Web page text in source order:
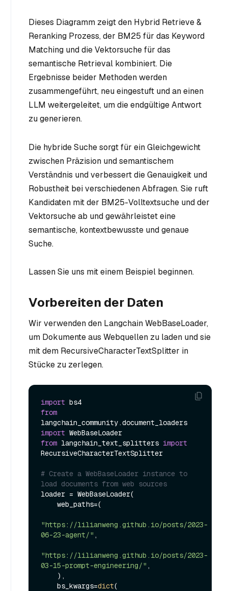
Dieses Diagramm zeigt den Hybrid Retrieve &
Reranking Prozess, der BM25 für das Keyword
Matching und die Vektorsuche für das
semantische Retrieval kombiniert. Die
Ergebnisse beider Methoden werden
zusammengeführt, neu eingestuft und an einen
LLM weitergeleitet, um die endgültige Antwort
zu generieren.
Die hybride Suche sorgt für ein Gleichgewicht
zwischen Präzision und semantischem
Verständnis und verbessert die Genauigkeit und
Robustheit bei verschiedenen Abfragen. Sie ruft
Kandidaten mit der BM25-Volltextsuche und der
Vektorsuche ab und gewährleistet eine
semantische, kontextbewusste und genaue
Suche.
Lassen Sie uns mit einem Beispiel beginnen.
Vorbereiten der Daten
Wir verwenden den Langchain WebBaseLoader,
um Dokumente aus Webquellen zu laden und sie
mit dem RecursiveCharacterTextSplitter in
Stücke zu zerlegen.
import
from
import
from langchain_text_splitters import
RecursiveCharacterTextSplitter
# Create a WebBaseLoader instance to
load documents from web sources
loader = WebBaseLoader(
"https://lilianweng.github.io/posts/2023-
06-23-agent/" ,
"https://lilianweng.github.io/posts/2023-
03-15-prompt-engineering/" ,
    bs_kwargs=
dict(